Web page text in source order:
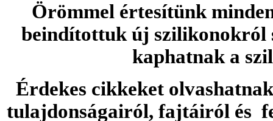
Örömmel értesítünk
beindítottuk új szilikonokról
kaphatnak a
Érdekes cikkeket
tulajdonságairól, fajtáiról és